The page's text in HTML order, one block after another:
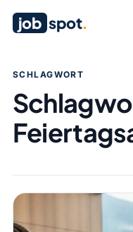
job spot.
SCHLAGWORT